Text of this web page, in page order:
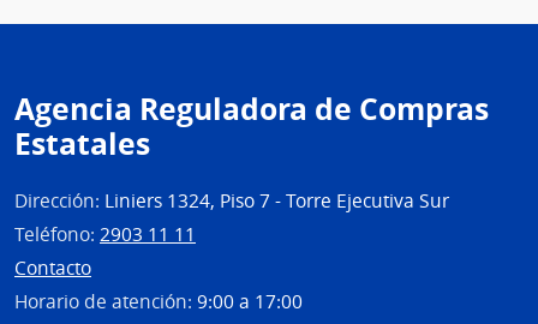
Agencia Reguladora de Compras
Estatales
Dirección: Liniers 1324, Piso 7 - Torre Ejecutiva Sur
Teléfono: 2903 11 11
Contacto
Horario de atención: 9:00 a 17:00